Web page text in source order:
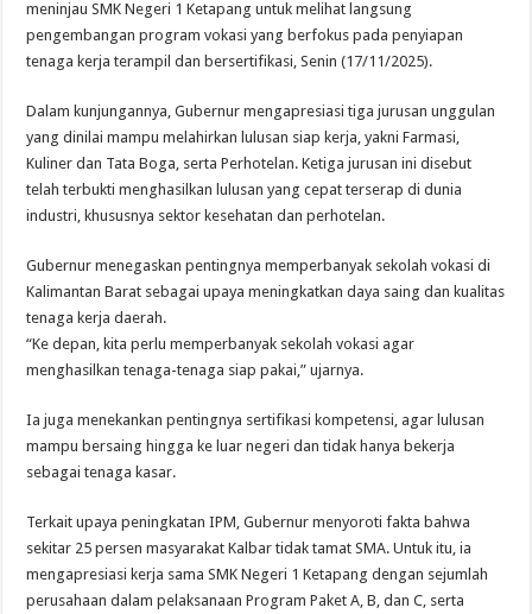
meninjau SMK Negeri 1 Ketapang untuk melihat langsung
pengembangan program vokasi yang berfokus pada penyiapan
tenaga kerja terampil dan bersertifikasi, Senin (17/11/2025).
Dalam kunjungannya, Gubernur mengapresiasi tiga jurusan unggulan
yang dinilai mampu melahirkan lulusan siap kerja, yakni Farmasi,
Kuliner dan Tata Boga, serta Perhotelan. Ketiga jurusan ini disebut
telah terbukti menghasilkan lulusan yang cepat terserap di dunia
industri, khususnya sektor kesehatan dan perhotelan.
Gubernur menegaskan pentingnya memperbanyak sekolah vokasi di
Kalimantan Barat sebagai upaya meningkatkan daya saing dan kualitas
tenaga kerja daerah.
“Ke depan, kita perlu memperbanyak sekolah vokasi agar
menghasilkan tenaga-tenaga siap pakai,” ujarnya.
Ia juga menekankan pentingnya sertifikasi kompetensi, agar lulusan
mampu bersaing hingga ke luar negeri dan tidak hanya bekerja
sebagai tenaga kasar.
Terkait upaya peningkatan IPM, Gubernur menyoroti fakta bahwa
sekitar 25 persen masyarakat Kalbar tidak tamat SMA. Untuk itu, ia
mengapresiasi kerja sama SMK Negeri 1 Ketapang dengan sejumlah
perusahaan dalam pelaksanaan Program Paket A, B, dan C, serta